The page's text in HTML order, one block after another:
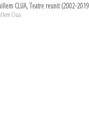
CLUA, Teatre reunit (2002-
Clua